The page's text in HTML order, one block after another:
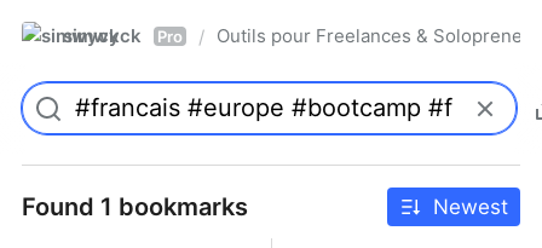
simwyck Pro / Outils pour Freelances &
Found 1 bookmarks Newest